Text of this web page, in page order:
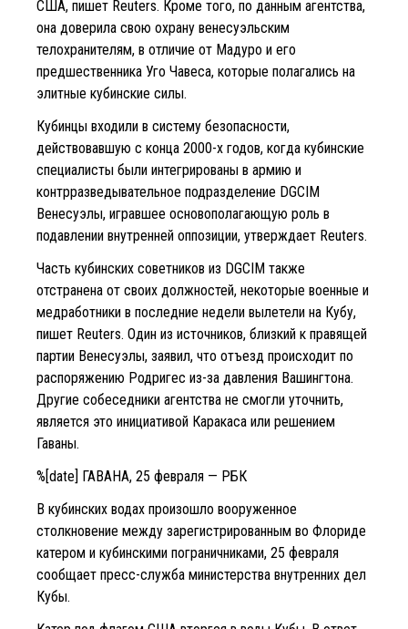
США, пишет Reuters. Кроме того, по данным агентства,
она доверила свою охрану венесуэльским
телохранителям, в отличие от Мадуро и его
предшественника Уго Чавеса, которые полагались на
элитные кубинские силы.
Кубинцы входили в систему безопасности,
действовавшую с конца 2000-х годов, когда кубинские
специалисты были интегрированы в армию и
контрразведывательное подразделение DGCIM
Венесуэлы, игравшее основополагающую роль в
подавлении внутренней оппозиции, утверждает Reuters.
Часть кубинских советников из DGCIM также
отстранена от своих должностей, некоторые военные и
медработники в последние недели вылетели на Кубу,
пишет Reuters. Один из источников, близкий к правящей
партии Венесуэлы, заявил, что отъезд происходит по
распоряжению Родригес из-за давления Вашингтона.
Другие собеседники агентства не смогли уточнить,
является это инициативой Каракаса или решением
Гаваны.
%[date] ГАВАНА, 25 февраля — РБК
В кубинских водах произошло вооруженное
столкновение между зарегистрированным во Флориде
катером и кубинскими пограничниками, 25 февраля
сообщает пресс-служба министерства внутренних дел
Кубы.